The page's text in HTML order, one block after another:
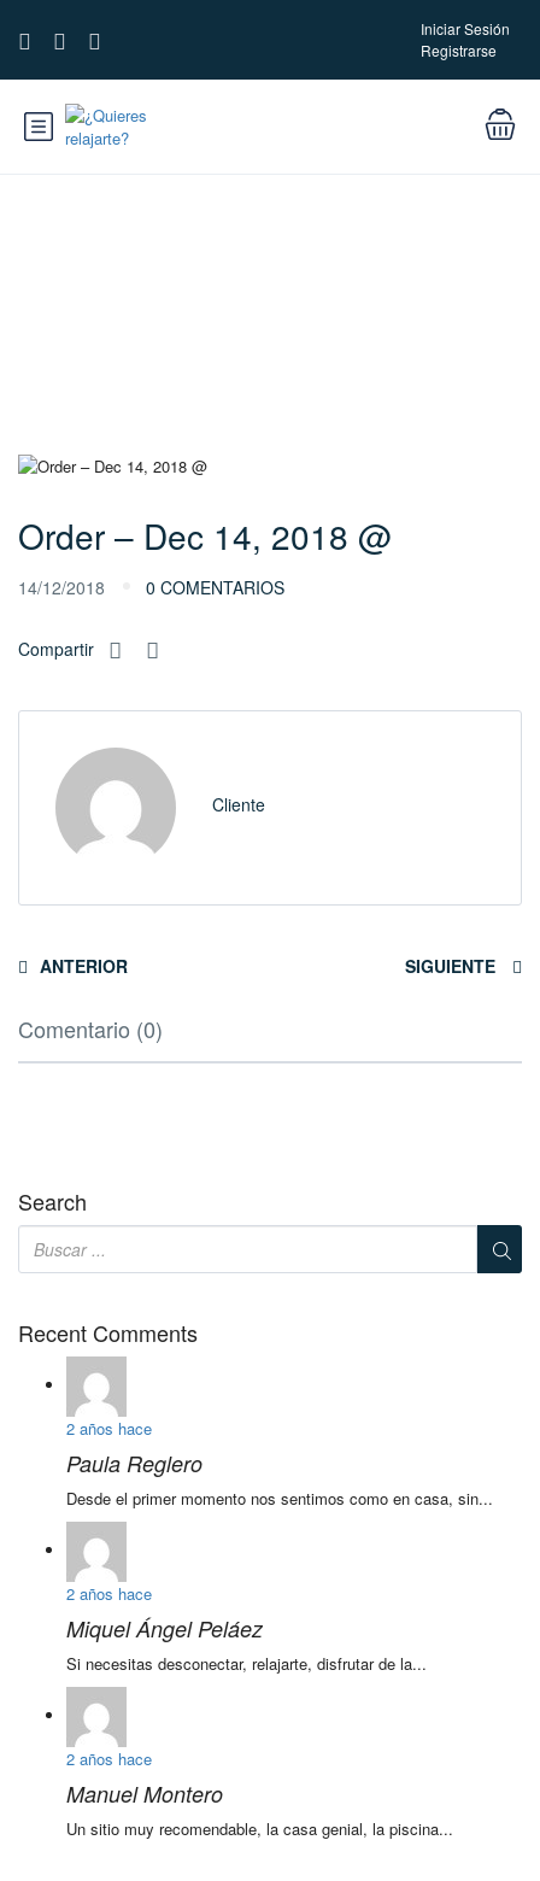
Iniciar Sesión
Registrarse
Order – Dec 14, 2018 @
14/12/2018 0 COMENTARIOS
Compartir
Cliente
ANTERIOR SIGUIENTE
Comentario (0)
Search
Recent Comments
2 años hace
Paula Reglero
Desde el primer momento nos sentimos como en casa, sin...
2 años hace
Miquel Ángel Peláez
Si necesitas desconectar, relajarte, disfrutar de la...
2 años hace
Manuel Montero
Un sitio muy recomendable, la casa genial, la piscina...